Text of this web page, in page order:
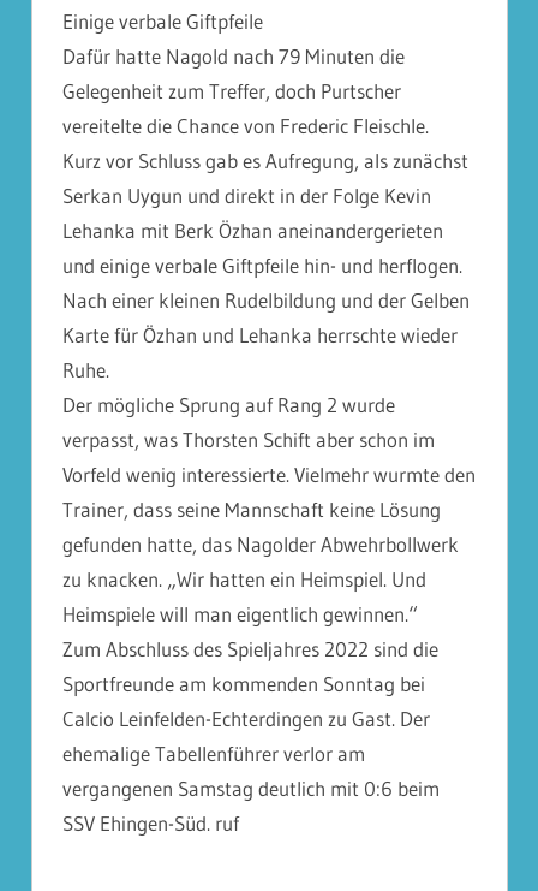
Einige verbale Giftpfeile
Dafür hatte Nagold nach 79 Minuten die
Gelegenheit zum Treffer, doch Purtscher
vereitelte die Chance von Frederic Fleischle.
Kurz vor Schluss gab es Aufregung, als zunächst
Serkan Uygun und direkt in der Folge Kevin
Lehanka mit Berk Özhan aneinandergerieten
und einige verbale Giftpfeile hin- und herflogen.
Nach einer kleinen Rudelbildung und der Gelben
Karte für Özhan und Lehanka herrschte wieder
Ruhe.
Der mögliche Sprung auf Rang 2 wurde
verpasst, was Thorsten Schift aber schon im
Vorfeld wenig interessierte. Vielmehr wurmte den
Trainer, dass seine Mannschaft keine Lösung
gefunden hatte, das Nagolder Abwehrbollwerk
zu knacken. „Wir hatten ein Heimspiel. Und
Heimspiele will man eigentlich gewinnen.“
Zum Abschluss des Spieljahres 2022 sind die
Sportfreunde am kommenden Sonntag bei
Calcio Leinfelden-Echterdingen zu Gast. Der
ehemalige Tabellenführer verlor am
vergangenen Samstag deutlich mit 0:6 beim
SSV Ehingen-Süd. ruf